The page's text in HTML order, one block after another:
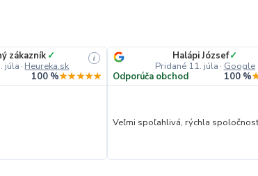
zákazník ✓
júla · Heureka.sk
i
100 %★★★★★
Halápi József✓
Pridané 11. júla · Google
Odporúča obchod 100 %
Veľmi spoľahlivá, rýchla